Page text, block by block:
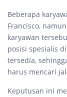
Beberapa
Francisco,
karyawan
posisi spesialis
tersedia,
harus mencari
Keputusan ini